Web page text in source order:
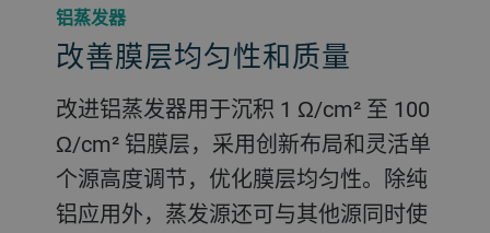
铝蒸发器
改善膜层均匀性和质量
改进铝蒸发器用于沉积 1 Ω/cm² 至 100
Ω/cm² 铝膜层，采用创新布局和灵活单
个源高度调节，优化膜层均匀性。除纯
铝应用外，蒸发源还可与其他源同时使